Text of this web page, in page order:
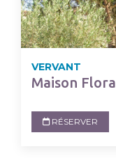
VERVANT
Maison Flora
RÉSERVER